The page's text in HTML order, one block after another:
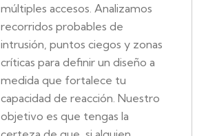
múltiples accesos. Analizamos
recorridos probables de
intrusión, puntos ciegos y zonas
críticas para definir un diseño a
medida que fortalece tu
capacidad de reacción. Nuestro
objetivo es que tengas la